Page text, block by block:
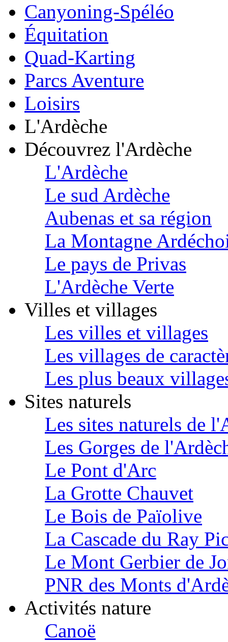
Canyoning-Spéléo
Équitation
Quad-Karting
Parcs Aventure
Loisirs
L'Ardèche
Découvrez l'Ardèche
L'Ardèche
Le sud Ardèche
Aubenas et sa région
La Montagne
Le pays de Privas
L'Ardèche Verte
Villes et villages
Les villes et villages
Les villages de
Les plus beaux
Sites naturels
Les sites naturels de
Les Gorges de
Le Pont d'Arc
La Grotte Chauvet
Le Bois de Païolive
La Cascade du Ray
Le Mont Gerbier de
PNR des Monts
Activités nature
Canoë